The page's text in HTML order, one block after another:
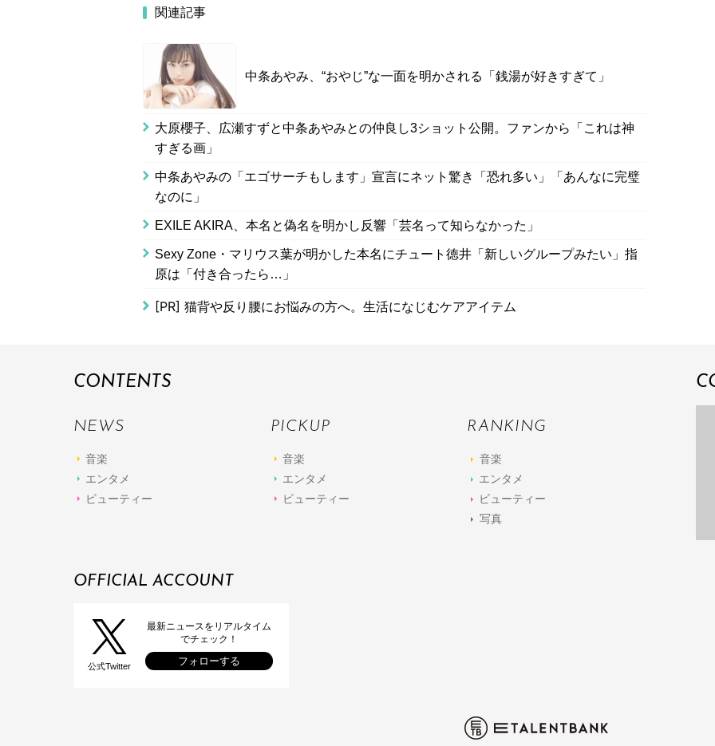
関連記事
中条あやみ、“おやじ”な一面を明かされる「銭湯が好きすぎて」
大原櫻子、広瀬すずと中条あやみとの仲良し3ショット公開。ファンから「これは神
すぎる画」
中条あやみの「エゴサーチもします」宣言にネット驚き「恐れ多い」「あんなに完璧
なのに」
EXILE AKIRA、本名と偽名を明かし反響「芸名って知らなかった」
Sexy Zone・マリウス葉が明かした本名にチュート徳井「新しいグループみたい」指
原は「付き合ったら…」
[PR] 猫背や反り腰にお悩みの方へ。生活になじむケアアイテム
CONTENTS
NEWS
音楽
エンタメ
ビューティー
PICKUP
音楽
エンタメ
ビューティー
RANKING
音楽
エンタメ
ビューティー
写真
OFFICIAL ACCOUNT
公式Twitter
最新ニュースをリアルタイム
でチェック！
フォローする